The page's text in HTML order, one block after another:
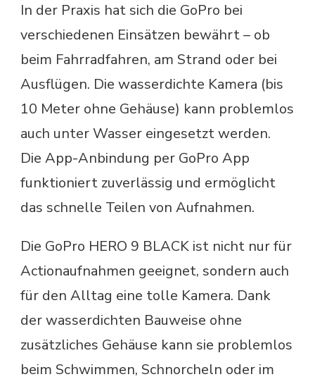
In der Praxis hat sich die GoPro bei
verschiedenen Einsätzen bewährt – ob
beim Fahrradfahren, am Strand oder bei
Ausflügen. Die wasserdichte Kamera (bis
10 Meter ohne Gehäuse) kann problemlos
auch unter Wasser eingesetzt werden.
Die App-Anbindung per GoPro App
funktioniert zuverlässig und ermöglicht
das schnelle Teilen von Aufnahmen.
Die GoPro HERO 9 BLACK ist nicht nur für
Actionaufnahmen geeignet, sondern auch
für den Alltag eine tolle Kamera. Dank
der wasserdichten Bauweise ohne
zusätzliches Gehäuse kann sie problemlos
beim Schwimmen, Schnorcheln oder im